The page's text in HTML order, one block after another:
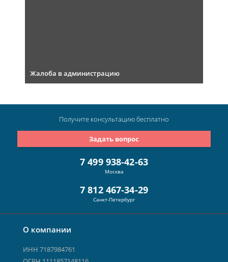
Жалоба в администрацию
О компании
ИНН 7187984761
7 499 938-42-63
Москва
7 812 467-34-29
Санкт-Петербург
Задать вопрос
Получите консультациюбесплатно